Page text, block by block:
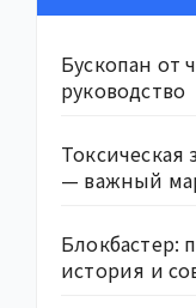
Бускопан от
руководство
— важный
Блокбастер:
история и